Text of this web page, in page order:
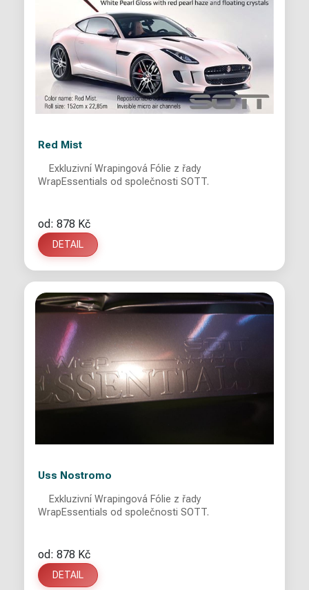
Red Mist
WrapEssentials od společnosti SOTT.
od: 878 Kč
DETAIL
Uss Nostromo
WrapEssentials od společnosti SOTT.
od: 878 Kč
DETAIL